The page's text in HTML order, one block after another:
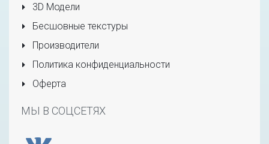
3D Модели
Бесшовные текстуры
Производители
Политика конфиденциальности
Оферта
МЫ В СОЦСЕТЯХ